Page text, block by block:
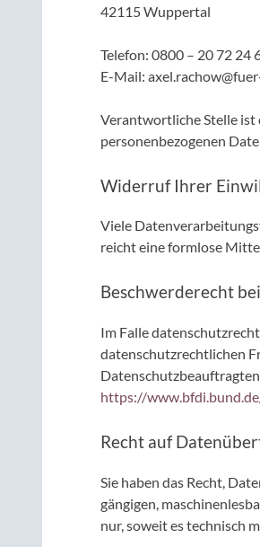
42115 Wuppertal
Telefon: 0800 – 20 72 24
E-Mail:
Verantwortliche Stelle ist
personenbezogenen
Widerruf Ihrer
Viele
reicht eine formlose
Beschwerderecht
Im Falle
datenschutzrechtlichen
https://
Recht auf
Sie haben das Recht,
gängigen,
nur, soweit es technisch